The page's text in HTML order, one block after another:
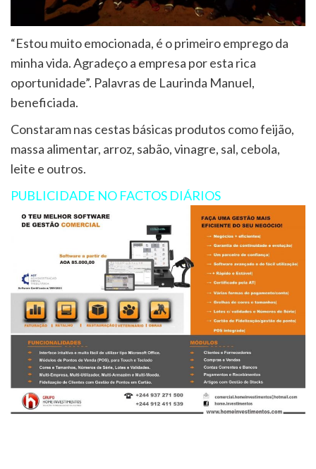
“Estou muito emocionada, é o primeiro emprego da
minha vida. Agradeço a empresa por esta rica
oportunidade”. Palavras de Laurinda Manuel,
beneficiada.
Constaram nas cestas básicas produtos como feijão,
massa alimentar, arroz, sabão, vinagre, sal, cebola,
leite e outros.
PUBLICIDADE NO FACTOS DIÁRIOS